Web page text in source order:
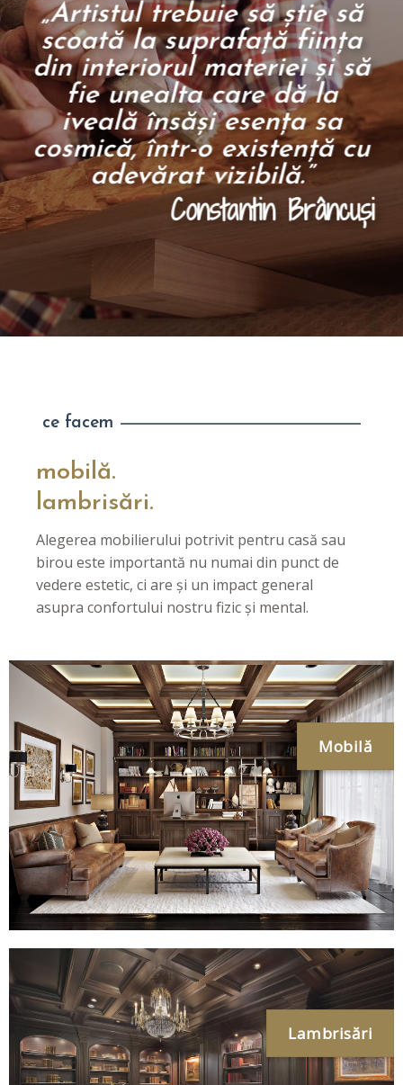
„Artistul trebuie să ştie să
scoată la suprafaţă fiinţa
din interiorul materiei şi să
fie unealta care dă la
iveală însăşi esenţa sa
cosmică, într-o existenţă cu
adevărat vizibilă.”
Constantin Brâncuși
ce facem
mobilă.
lambrisări.
Alegerea mobilierului potrivit pentru casă sau
birou este importantă nu numai din punct de
vedere estetic, ci are și un impact general
asupra confortului nostru fizic și mental.
Mobilă
Lambrisări